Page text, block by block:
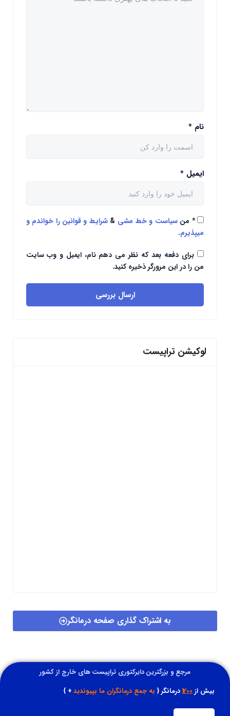
نام *
ایمیل *
* منسیاست و خط مشی &شرایط و قوانین را خواندم و
میپذیرم.
برای دفعه بعد که نظر می دهم نام، ایمیل و وب سایت
من را در این مرورگر ذخیره کنید.
ارسال بررسی
لوکیشن تراپیست
به اشتراک گذاری صفحه درمانگر
مرجع و بزرگترین دایرکتوری تراپیست های خارج از کشور
بیش از1200درمانگر { به جمع درمانگران ما بپیوندید+ }